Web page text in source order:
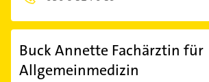
Buck Annette Fachärztin für
Allgemeinmedizin